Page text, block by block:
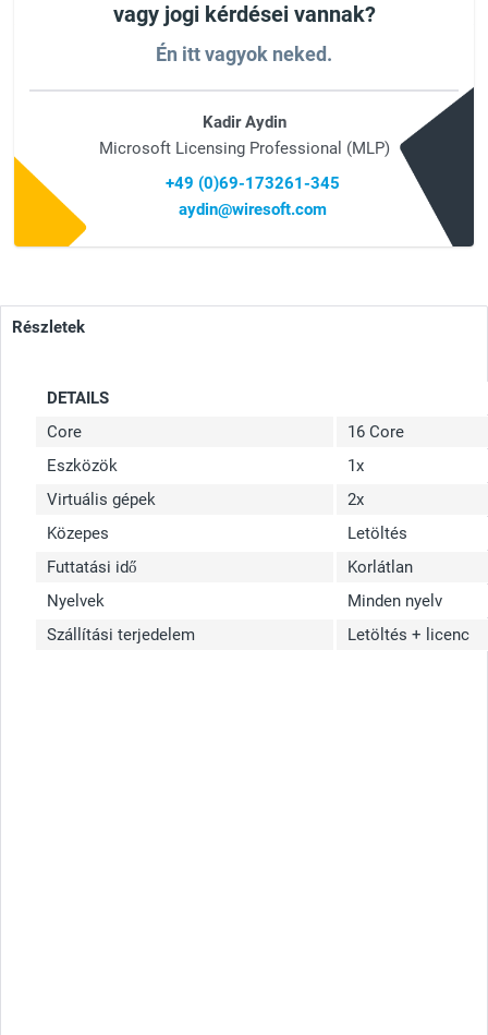
vagy jogi kérdései vannak?
Én itt vagyok neked.
Kadir Aydin
Microsoft Licensing Professional (MLP)
+49 (0)69-173261-345
aydin@wiresoft.com
Részletek
DETAILS
Core
16 Core
Eszközök
1x
Virtuális gépek
2x
Közepes
Letöltés
Futtatási idő
Korlátlan
Nyelvek
Minden nyelv
Szállítási terjedelem
Letöltés + licenc